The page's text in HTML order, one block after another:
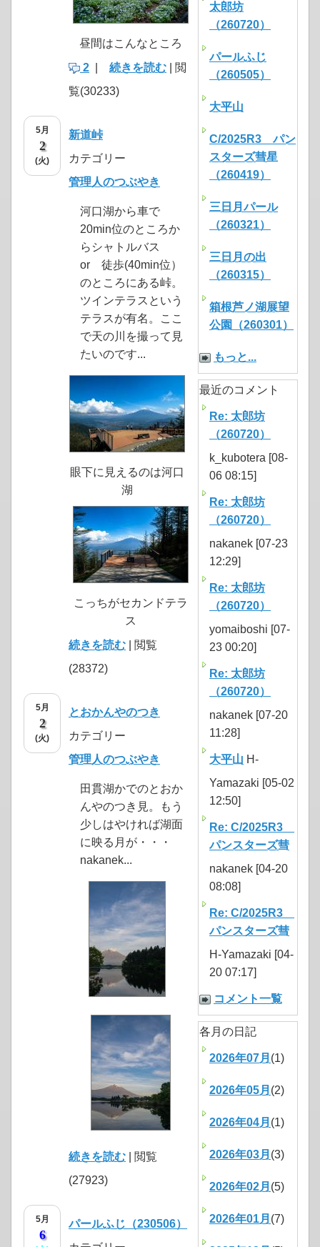
昼間はこんなところ
2
続きを読む | 閲
覧(30233)
5月
2
(火)
新道峠
カテゴリー
管理人のつぶやき
河口湖から車で
20min位のところか
らシャトルバス
or 徒歩(40min位）
のところにある峠。
ツインテラスという
テラスが有名。ここ
で天の川を撮って見
たいのです...
眼下に見えるのは河口
湖
こっちがセカンドテラ
ス
続きを読む | 閲覧
(28372)
5月
2
(火)
とおかんやのつき
カテゴリー
管理人のつぶやき
田貫湖かでのとおか
んやのつき見。もう
少しはやければ湖面
に映る月が・・・
nakanek...
続きを読む | 閲覧
(27923)
5月
6
パールふじ（230506）
太郎坊
（260720）
パールふじ
（260505）
大平山
C/2025R3 パン
スターズ彗星
（260419）
三日月パール
（260321）
三日月の出
（260315）
箱根芦ノ湖展望
公園（260301）
もっと...
最近のコメント
Re: 太郎坊
（260720）
k_kubotera [08-
06 08:15]
Re: 太郎坊
（260720）
nakanek [07-23
12:29]
Re: 太郎坊
（260720）
yomaiboshi [07-
23 00:20]
Re: 太郎坊
（260720）
nakanek [07-20
11:28]
大平山 H-
Yamazaki [05-02
12:50]
Re: C/2025R3
パンスターズ彗
nakanek [04-20
08:08]
Re: C/2025R3
パンスターズ彗
H-Yamazaki [04-
20 07:17]
コメント一覧
各月の日記
2026年07月 (1)
2026年05月 (2)
2026年04月 (1)
2026年03月 (3)
2026年02月 (5)
2026年01月 (7)